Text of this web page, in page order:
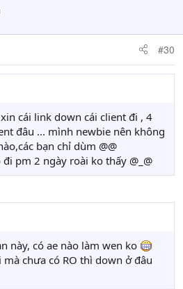
#30
cái link down cái client đi , 4
đâu ... mình newbie nên không
bạn chỉ dùm @@
pm 2 ngày roài ko thấy @_@
này, có ae nào làm wen ko
chưa có RO thì down ở đâu